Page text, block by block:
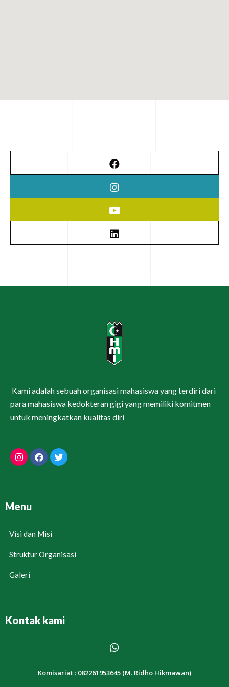
Kami adalah sebuah organisasi mahasiswa yang terdiri dari
para mahasiswa kedokteran gigi yang memiliki komitmen
untuk meningkatkan kualitas diri
Menu
Visi dan Misi
Struktur Organisasi
Galeri
Kontak kami
Komisariat : 082261953645 (M. Ridho Hikmawan)